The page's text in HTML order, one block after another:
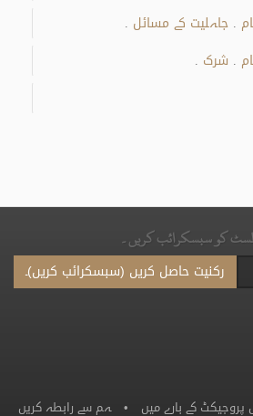
جاہلیت کے مسائل
شرک
کو سبسکرائب کریں۔
رکنیت حاصل کریں (سبسکرائب کریں)۔
کے بارے میں • ہم سے رابطہ کریں